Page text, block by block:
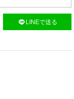
LINEで送る